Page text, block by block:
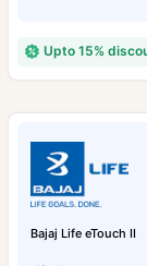
Upto 15%
Bajaj Life eTouch II